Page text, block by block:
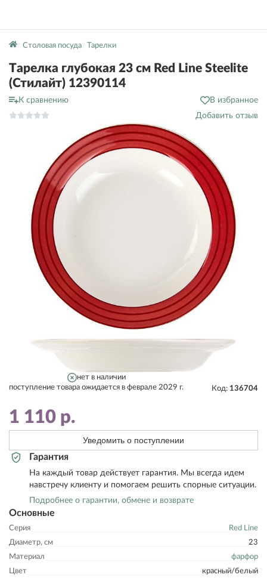
Столовая посуда Тарелки
Тарелка глубокая 23 см Red Line Steelite
(Стилайт) 12390114
К сравнению
В избранное
Добавить отзыв
Основные
Серия
Red Line
Диаметр, см
23
Материал
фарфор
Цвет
красный/белый
нет в наличии
поступление товара ожидается в феврале 2029 г.
Код: 136704
1 110 р.
Уведомить о поступлении
Гарантия
На каждый товар действует гарантия. Мы всегда идем
навстречу клиенту и помогаем решить спорные ситуации.
Подробнее о гарантии, обмене и возврате